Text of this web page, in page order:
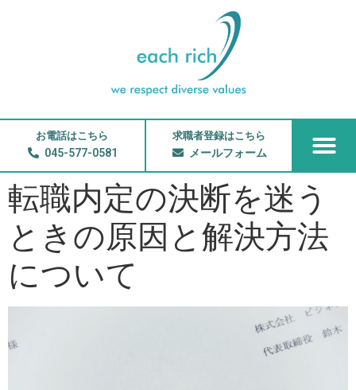
お電話はこちら
045-577-0581
求職者登録はこちら
メールフォーム
転職内定の決断を迷う
ときの原因と解決方法
について